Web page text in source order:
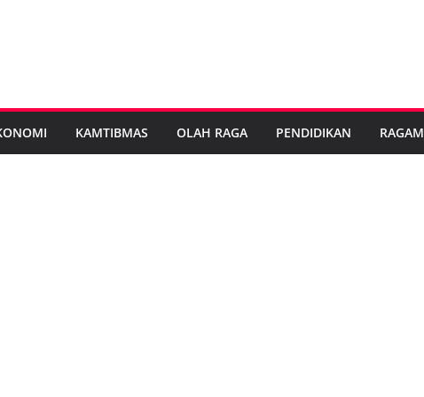
KAMTIBMAS OLAH RAGA PENDIDIKAN RAGAM